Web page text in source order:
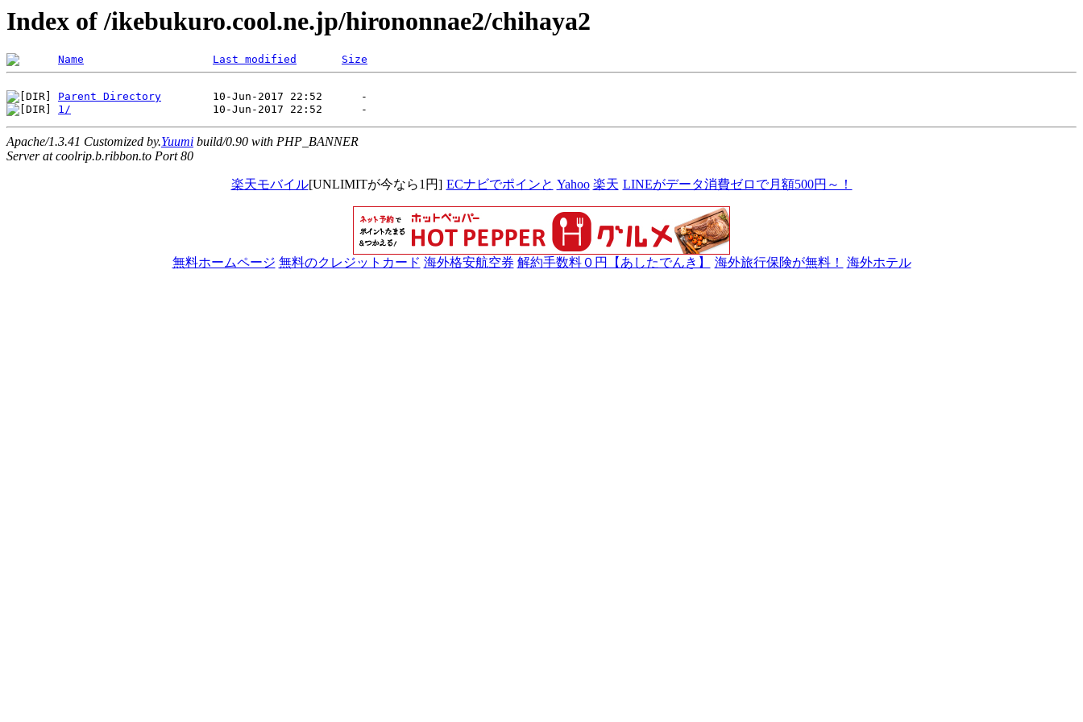
Index of /ikebukuro.cool.ne.jp/hirononnae2/chihaya2
Name Last modified Size
Parent Directory
1/
Apache/1.3.41 Customized by.Yuumi build/0.90 with PHP_BANNER
Server at coolrip.b.ribbon.to Port 80
楽天モバイル[UNLIMITが今なら1円] ECナビでポインと Yahoo 楽天 LINEがデータ消費ゼロで月額500円～！
無料ホームページ 無料のクレジットカード 海外格安航空券 解約手数料０円【あしたでんき】 海外旅行保険が無料！ 海外ホテル